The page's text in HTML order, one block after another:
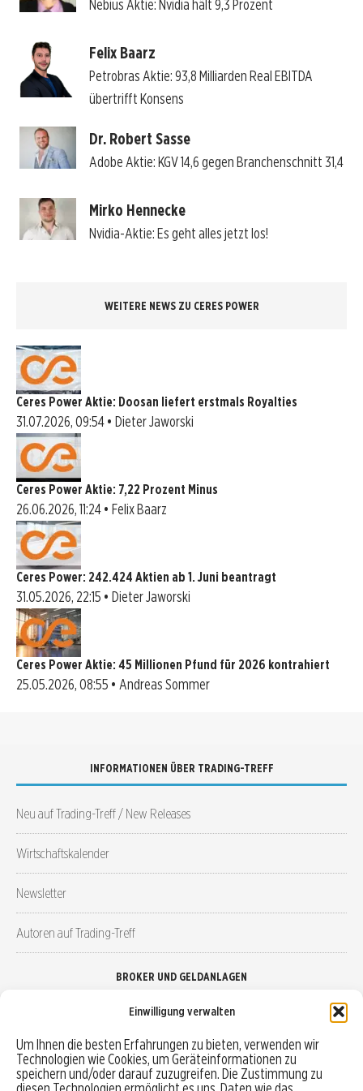
Einwilligung verwalten
Um Ihnen die besten Erfahrungen zu bieten, verwenden wir
Technologien wie Cookies, um Geräteinformationen zu
speichern und/oder darauf zuzugreifen. Die Zustimmung zu
Nebius Aktie: Nvidia hält 9,3 Prozent
Felix Baarz
Petrobras Aktie: 93,8 Milliarden Real EBITDA
übertrifft Konsens
Dr. Robert Sasse
Adobe Aktie: KGV 14,6 gegen Branchenschnitt 31,4
Mirko Hennecke
Nvidia-Aktie: Es geht alles jetzt los!
WEITERE NEWS ZU CERES POWER
Ceres Power Aktie: Doosan liefert erstmals Royalties
31.07.2026, 09:54 • Dieter Jaworski
Ceres Power Aktie: 7,22 Prozent Minus
26.06.2026, 11:24 • Felix Baarz
Ceres Power: 242.424 Aktien ab 1. Juni beantragt
31.05.2026, 22:15 • Dieter Jaworski
Ceres Power Aktie: 45 Millionen Pfund für 2026 kontrahiert
25.05.2026, 08:55 • Andreas Sommer
INFORMATIONEN ÜBER TRADING-TREFF
Neu auf Trading-Treff / New Releases
Wirtschaftskalender
Newsletter
Autoren auf Trading-Treff
BROKER UND GELDANLAGEN
Robo-Advisor vergleichen